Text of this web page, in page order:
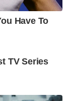
Have To
TV Series